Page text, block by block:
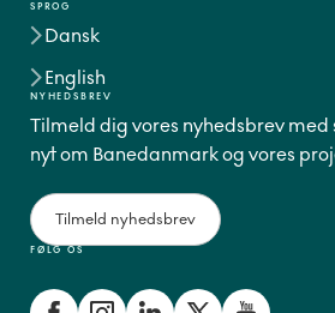
SPROG
Dansk
English
FØLG OS
NYHEDSBREV
Tilmeld dig vores nyhedsbrev med
nyt om Banedanmark og vores
Tilmeld nyhedsbrev